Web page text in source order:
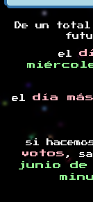
De un
el
el día
si
votos ,
junio de